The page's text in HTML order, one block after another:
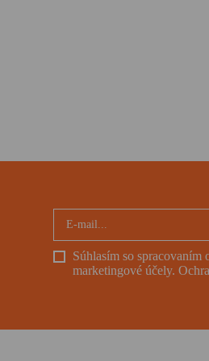
Súhlasím so spracovaním
marketingové účely.